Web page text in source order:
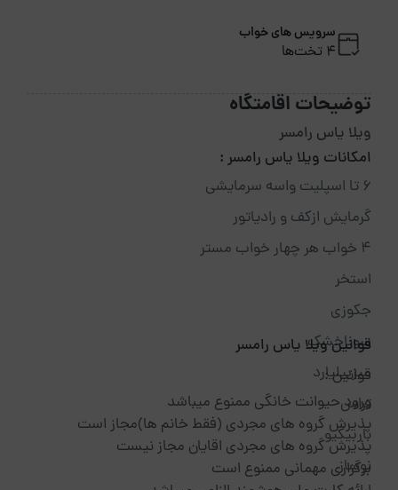
سرویس های خواب
4 تخت‌ها
توضیحات اقامتگاه
ویلا یاس رامسر
امکانات ویلا یاس رامسر :
۶ تا اسپلیت واسه سرمایشی
گرمایش ازکف و رادیاتور
۴ خواب هر چهار خواب مستر
استخر
جکوزی
سوناخشک
میزبیلیارد
تراس
باربیکیو
نوساز
قوانین ویلا یاس رامسر
قوانین :
ورود حیوانت خانگی ممنوع میباشد
پذیرش گروه های مجردی (فقط خانم ها)مجاز است
پذیرش گروه های مجردی اقایان مجاز نیست
برگزاری مهمانی ممنوع است